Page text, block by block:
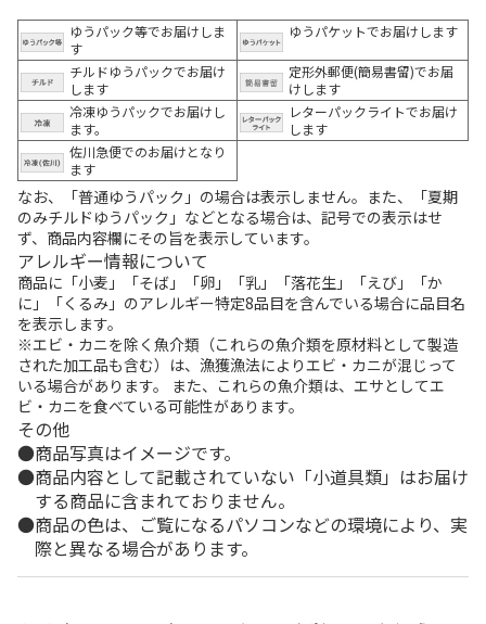
ゆうパック等でお届けしま
す
ゆうパケットでお届けします
チルドゆうパックでお届け
します
定形外郵便(簡易書留)でお届
けします
冷凍ゆうパックでお届けし
ます。
レターパックライトでお届け
します
佐川急便でのお届けとなり
ます
なお、「普通ゆうパック」の場合は表示しません。また、「夏期
のみチルドゆうパック」などとなる場合は、記号での表示はせ
ず、商品内容欄にその旨を表示しています。
アレルギー情報について
商品に「小麦」「そば」「卵」「乳」「落花生」「えび」「か
に」「くるみ」のアレルギー特定8品目を含んでいる場合に品目名
を表示します。
※エビ・カニを除く魚介類（これらの魚介類を原材料として製造
された加工品も含む）は、漁獲漁法によりエビ・カニが混じって
いる場合があります。 また、これらの魚介類は、エサとしてエ
ビ・カニを食べている可能性があります。
その他
商品写真はイメージです。
商品内容として記載されていない「小道具類」はお届け
する商品に含まれておりません。
商品の色は、ご覧になるパソコンなどの環境により、実
際と異なる場合があります。